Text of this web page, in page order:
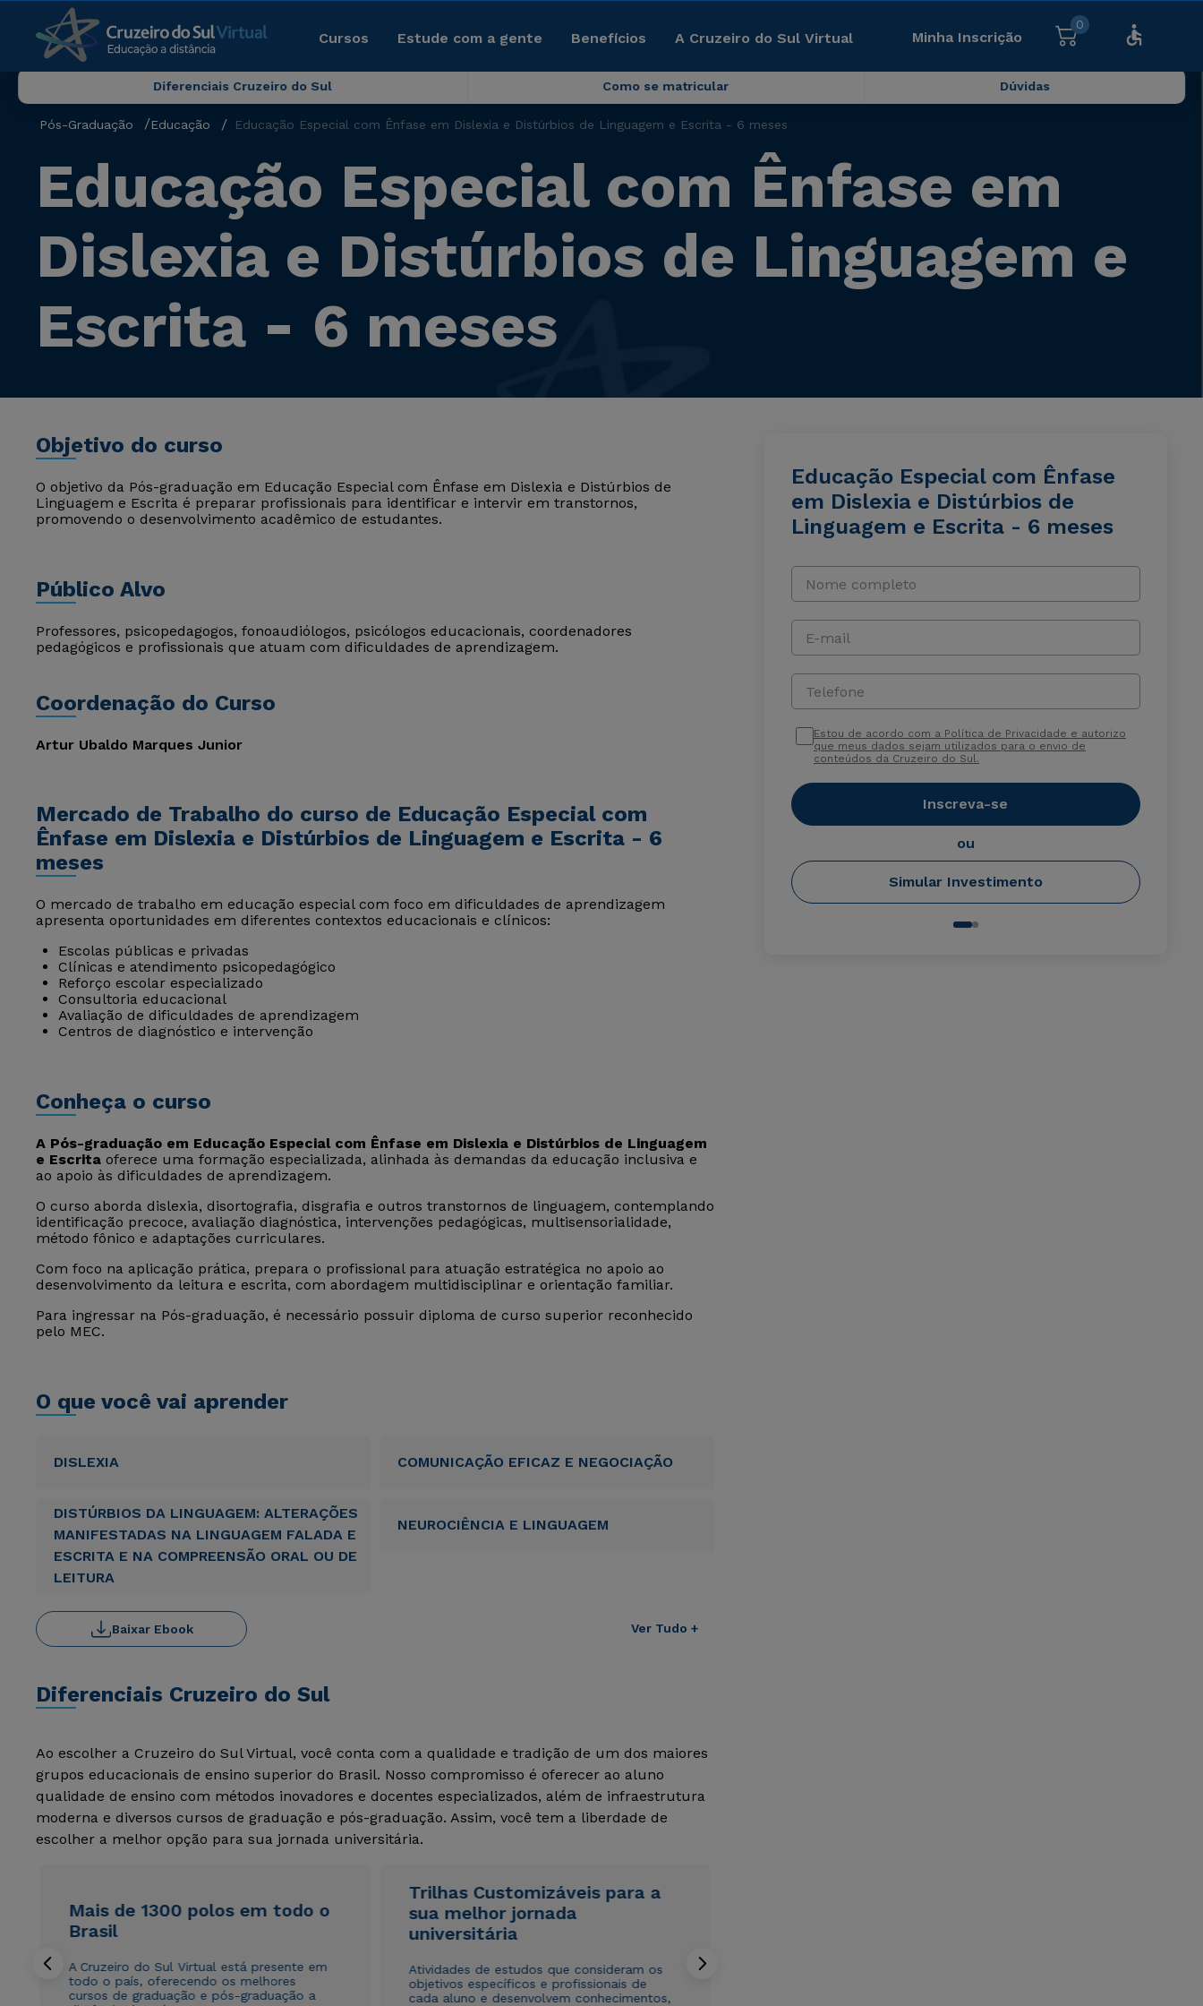
Cursos Estude com a gente Benefícios A Cruzeiro do Sul Virtual Minha Inscrição
0
Diferenciais Cruzeiro do Sul Como se matricular Dúvidas
Pós-Graduação Educação Educação Especial com Ênfase em Dislexia e Distúrbios de Linguagem e Escrita - 6 meses
Educação Especial com Ênfase em
Dislexia e Distúrbios de Linguagem e
Escrita - 6 meses
Objetivo do curso
O objetivo da Pós-graduação em Educação Especial com Ênfase em Dislexia e Distúrbios de
Linguagem e Escrita é preparar profissionais para identificar e intervir em transtornos,
promovendo o desenvolvimento acadêmico de estudantes.
Público Alvo
Professores, psicopedagogos, fonoaudiólogos, psicólogos educacionais, coordenadores
pedagógicos e profissionais que atuam com dificuldades de aprendizagem.
Coordenação do Curso
Artur Ubaldo Marques Junior
Mercado de Trabalho do curso de Educação Especial com
Ênfase em Dislexia e Distúrbios de Linguagem e Escrita - 6
meses
O mercado de trabalho em educação especial com foco em dificuldades de aprendizagem
apresenta oportunidades em diferentes contextos educacionais e clínicos:
Escolas públicas e privadas
Clínicas e atendimento psicopedagógico
Reforço escolar especializado
Consultoria educacional
Avaliação de dificuldades de aprendizagem
Centros de diagnóstico e intervenção
Conheça o curso
A Pós-graduação em Educação Especial com Ênfase em Dislexia e Distúrbios de Linguagem
e Escrita oferece uma formação especializada, alinhada às demandas da educação inclusiva e
ao apoio às dificuldades de aprendizagem.
O curso aborda dislexia, disortografia, disgrafia e outros transtornos de linguagem, contemplando
identificação precoce, avaliação diagnóstica, intervenções pedagógicas, multisensorialidade,
método fônico e adaptações curriculares.
Com foco na aplicação prática, prepara o profissional para atuação estratégica no apoio ao
desenvolvimento da leitura e escrita, com abordagem multidisciplinar e orientação familiar.
Para ingressar na Pós-graduação, é necessário possuir diploma de curso superior reconhecido
pelo MEC.
O que você vai aprender
DISLEXIA COMUNICAÇÃO EFICAZ E NEGOCIAÇÃO
DISTÚRBIOS DA LINGUAGEM: ALTERAÇÕES
MANIFESTADAS NA LINGUAGEM FALADA E
ESCRITA E NA COMPREENSÃO ORAL OU DE
LEITURA
NEUROCIÊNCIA E LINGUAGEM
Ver Tudo +
Baixar Ebook
Diferenciais Cruzeiro do Sul
Ao escolher a Cruzeiro do Sul Virtual, você conta com a qualidade e tradição de um dos maiores
grupos educacionais de ensino superior do Brasil. Nosso compromisso é oferecer ao aluno
qualidade de ensino com métodos inovadores e docentes especializados, além de infraestrutura
moderna e diversos cursos de graduação e pós-graduação. Assim, você tem a liberdade de
escolher a melhor opção para sua jornada universitária.
Mais de 1300 polos em todo o
Brasil
A Cruzeiro do Sul Virtual está presente em
todo o país, oferecendo os melhores
cursos de graduação e pós-graduação a
Trilhas Customizáveis para a
sua melhor jornada
universitária
Atividades de estudos que consideram os
objetivos específicos e profissionais de
cada aluno e desenvolvem conhecimentos,
Educação Especial com Ênfase
em Dislexia e Distúrbios de
Linguagem e Escrita - 6 meses
Nome completo
E-mail
Telefone
Estou de acordo com a Política de Privacidade e autorizo
que meus dados sejam utilizados para o envio de
conteúdos da Cruzeiro do Sul.
Inscreva-se
ou
Simular Investimento
ou
ou